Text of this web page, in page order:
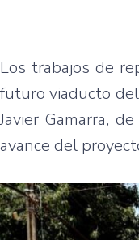
Los trabajos de
futuro viaducto
Javier Gamarra,
avance del